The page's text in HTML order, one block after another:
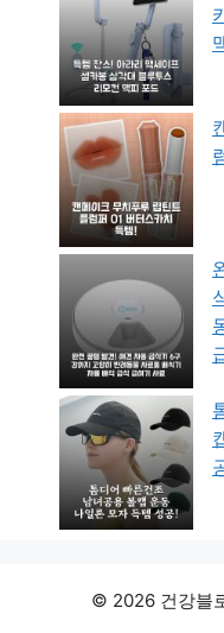
© 2026 건강블